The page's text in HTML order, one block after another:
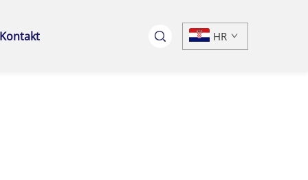
Kontakt HR